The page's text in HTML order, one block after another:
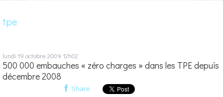
tpe
lundi 19 octobre 2009 12h02
500 000 embauches « zéro charges » dans les TPE depuis
décembre 2008
Share